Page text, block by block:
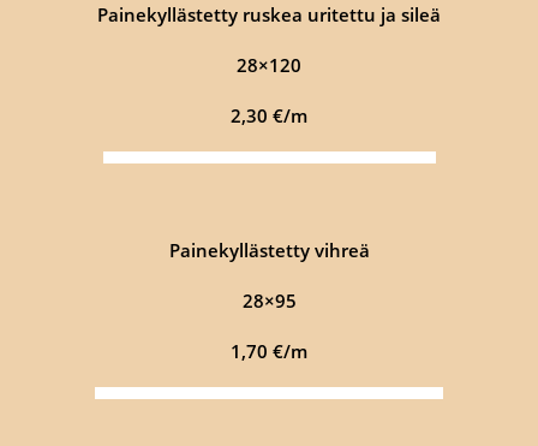
Painekyllästetty ruskea uritettu ja sileä
28×120
2,30 €/m
Painekyllästetty vihreä
28×95
1,70 €/m